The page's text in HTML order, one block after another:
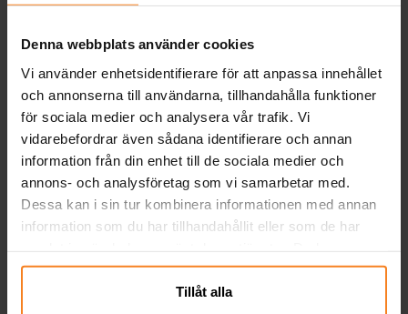
Denna webbplats använder cookies
Vi använder enhetsidentifierare för att anpassa innehållet
och annonserna till användarna, tillhandahålla funktioner
för sociala medier och analysera vår trafik. Vi
vidarebefordrar även sådana identifierare och annan
information från din enhet till de sociala medier och
annons- och analysföretag som vi samarbetar med.
Dessa kan i sin tur kombinera informationen med annan
information som du har tillhandahållit eller som de har
närsomhelst ändra ditt samtycke.
Tillåt alla
Premium
Pastellblå 13 cm 25-pack
Ballonger i blandade